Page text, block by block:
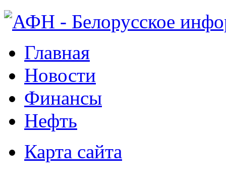
Главная
Новости
Финансы
Нефть
Карта сайта